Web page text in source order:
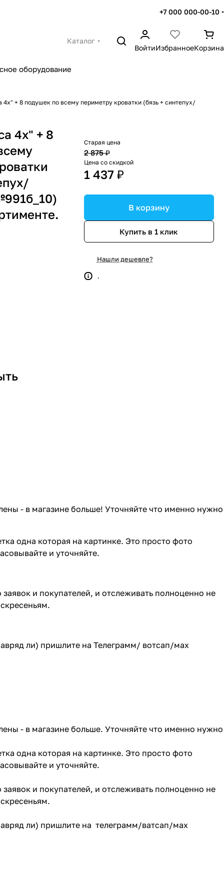
+7 000 000-00-10
Каталог
ВойтиИзбранноеКорзина
оборудование
4х" + 8 подушек по всему периметру кроватки (бязь + синтепух/
4х" + 8
Старая цена
2 875 ₽
Цена со скидкой
1 437 ₽
В корзину
Купить в 1 клик
Нашли дешевле?
.
- в магазине больше! Уточняйте что именно нужно
одна которая на картинке. Это просто фото
и уточняйте.
и покупателей, и отслеживать полноценно не
ли) пришлите на Телеграмм/ вотсап/мах
- в магазине больше. Уточняйте что именно нужно
одна которая на картинке. Это просто фото
и уточняйте.
и покупателей, и отслеживать полноценно не
ли) пришлите на телеграмм/ватсап/мах